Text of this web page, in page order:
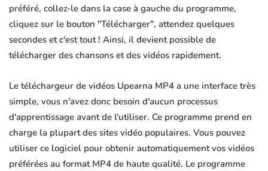
préféré, collez-le dans la case à gauche du programme,
cliquez sur le bouton "Télécharger", attendez quelques
secondes et c'est tout ! Ainsi, il devient possible de
télécharger des chansons et des vidéos rapidement.
Le téléchargeur de vidéos Upearna MP4 a une interface très
simple, vous n'avez donc besoin d'aucun processus
d'apprentissage avant de l'utiliser. Ce programme prend en
charge la plupart des sites vidéo populaires. Vous pouvez
utiliser ce logiciel pour obtenir automatiquement vos vidéos
préférées au format MP4 de haute qualité. Le programme